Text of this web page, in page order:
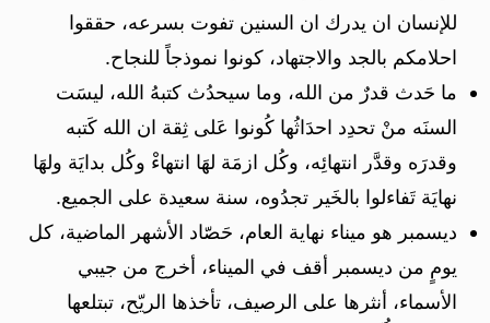
للإنسان ان يدرك ان السنين تفوت بسرعه، حققوا
احلامكم بالجد والاجتهاد، كونوا نموذجاً للنجاح.
ما حَدث قدرٌ من الله، وما سيحدُث كتبهُ الله، ليسَت
السنَه منْ تحدِد احدَاثُها كُونوا عَلى ثِقة ان الله كَتبه
وقدرَه وقدَّر انتهائِه، وكُل ازمَة لهَا انتهاءْ وكُل بدايَة ولهَا
نهايَة تَفاءلوا بالخَير تجدُوه، سنة سعيدة على الجميع.
ديسمبر هو ميناء نهاية العام، حَصّاد الأشهر الماضية، كل
يومٍ من ديسمبر أقف في الميناء، أخرج من جيبي
الأسماء، أنثرها على الرصيف، تأخذها الريّح، تبتلعها